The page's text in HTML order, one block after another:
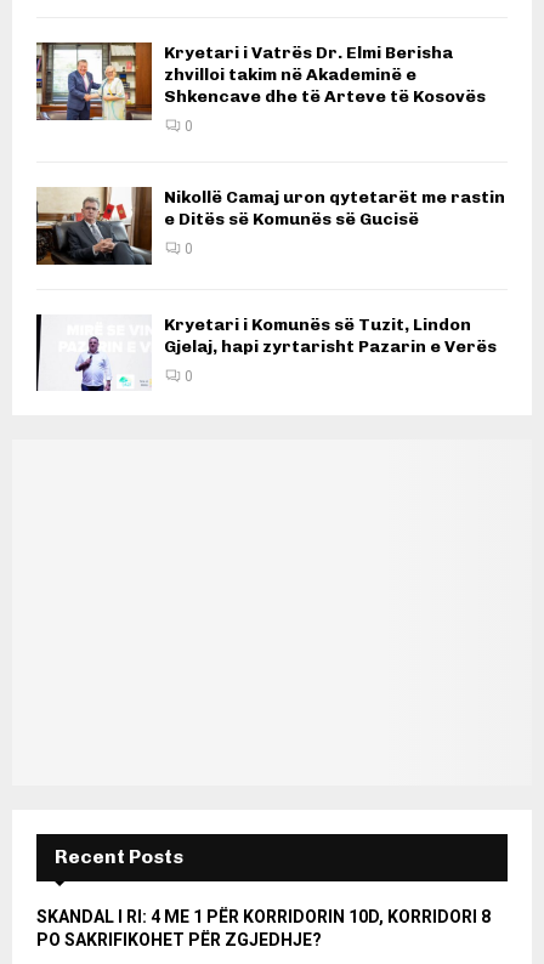
Kryetari i Vatrës Dr. Elmi Berisha
zhvilloi takim në Akademinë e
Shkencave dhe të Arteve të Kosovës
0
Nikollë Camaj uron qytetarët me rastin
e Ditës së Komunës së Gucisë
0
Kryetari i Komunës së Tuzit, Lindon
Gjelaj, hapi zyrtarisht Pazarin e Verës
0
Recent Posts
SKANDAL I RI: 4 ME 1 PËR KORRIDORIN 10D, KORRIDORI 8
PO SAKRIFIKOHET PËR ZGJEDHJE?